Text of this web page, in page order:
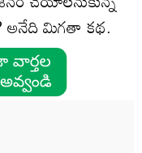
మిగతా కథ.